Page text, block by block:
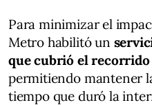
Para minimizar el
Metro habilitó un
que cubrió el
permitiendo mantener
tiempo que duró la